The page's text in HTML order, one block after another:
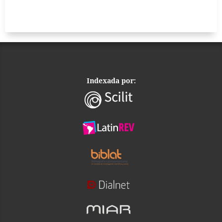
Indexada por: